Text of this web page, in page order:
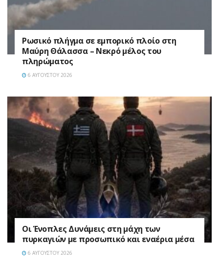
Ρωσικό πλήγμα σε εμπορικό πλοίο στη
Μαύρη Θάλασσα – Νεκρό μέλος του
πληρώματος
6 ΑΥΓΟΎΣΤΟΥ 2026
Οι Ένοπλες Δυνάμεις στη μάχη των
πυρκαγιών με προσωπικό και εναέρια μέσα
6 ΑΥΓΟΎΣΤΟΥ 2026